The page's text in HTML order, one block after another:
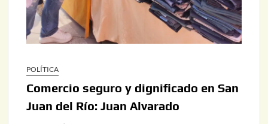
POLÍTICA
Comercio seguro y dignificado en San
Juan del Río: Juan Alvarado